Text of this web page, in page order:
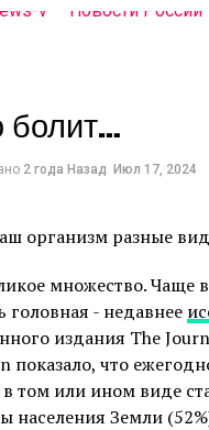
болит…
2 года Назад
Июл 17, 2024
организм разные
множество. Чаще
головная - недавнее
издания The
показало, что
том или ином виде
населения Земли